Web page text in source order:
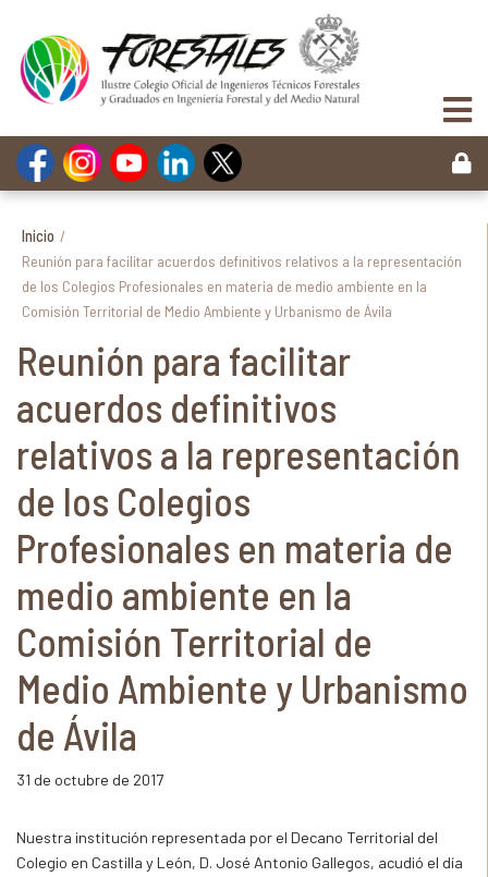
Inicio /
Reunión para facilitar acuerdos definitivos relativos a la representación
de los Colegios Profesionales en materia de medio ambiente en la
Comisión Territorial de Medio Ambiente y Urbanismo de Ávila
Reunión para facilitar
acuerdos definitivos
relativos a la representación
de los Colegios
Profesionales en materia de
medio ambiente en la
Comisión Territorial de
Medio Ambiente y Urbanismo
de Ávila
31 de octubre de 2017
Nuestra institución representada por el Decano Territorial del
Colegio en Castilla y León, D. José Antonio Gallegos, acudió el día